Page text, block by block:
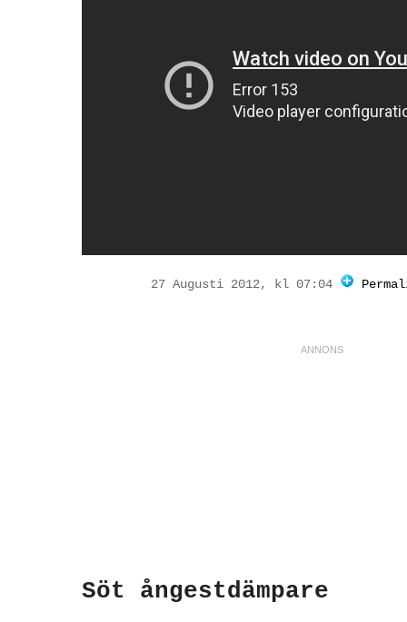
27 Augusti 2012, kl 07:04
Söt ångestdämpare